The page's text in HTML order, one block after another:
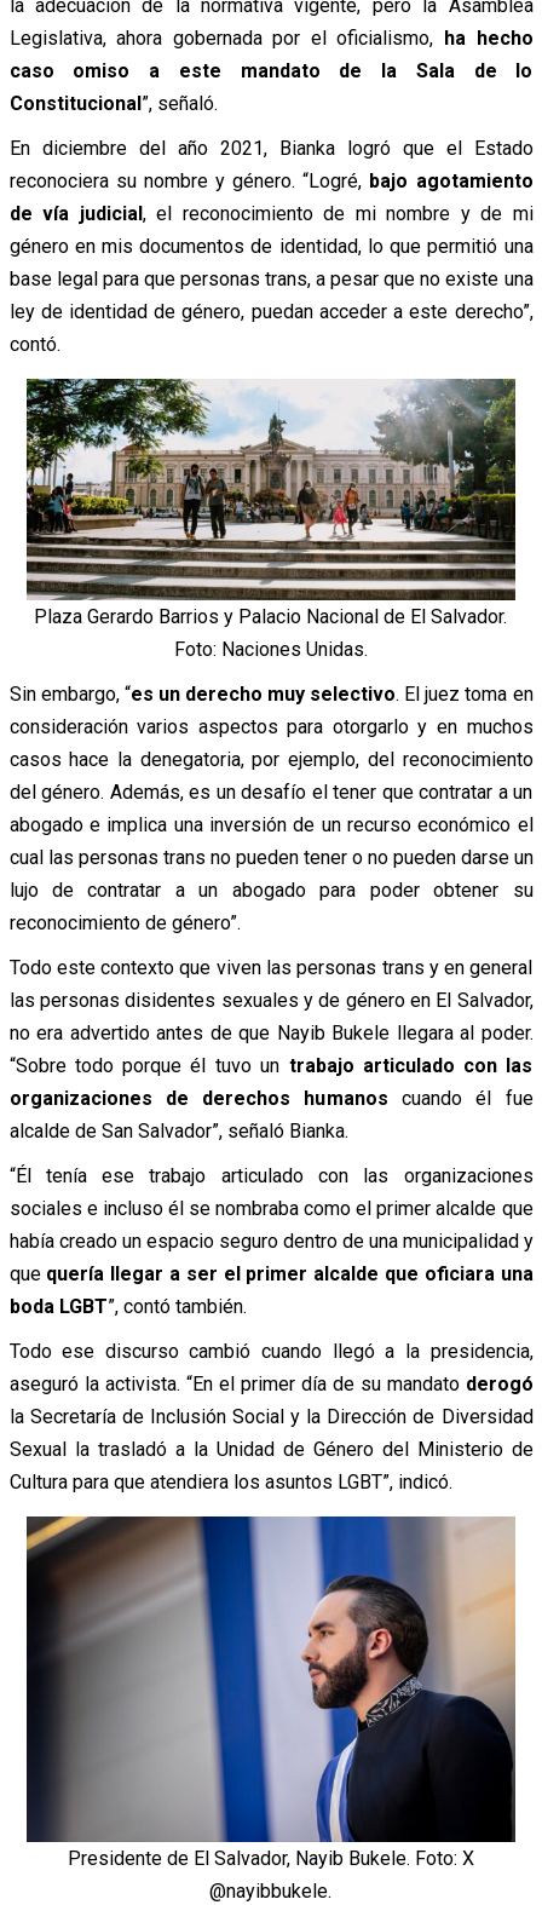
la adecuación de la normativa vigente, pero la Asamblea
Legislativa, ahora gobernada por el oficialismo, ha hecho
caso omiso a este mandato de la Sala de lo
Constitucional”, señaló.
En diciembre del año 2021, Bianka logró que el Estado
reconociera su nombre y género. “Logré, bajo agotamiento
de vía judicial, el reconocimiento de mi nombre y de mi
género en mis documentos de identidad, lo que permitió una
base legal para que personas trans, a pesar que no existe una
ley de identidad de género, puedan acceder a este derecho”,
contó.
Plaza Gerardo Barrios y Palacio Nacional de El Salvador.
Foto: Naciones Unidas.
Sin embargo, “es un derecho muy selectivo. El juez toma en
consideración varios aspectos para otorgarlo y en muchos
casos hace la denegatoria, por ejemplo, del reconocimiento
del género. Además, es un desafío el tener que contratar a un
abogado e implica una inversión de un recurso económico el
cual las personas trans no pueden tener o no pueden darse un
lujo de contratar a un abogado para poder obtener su
reconocimiento de género”.
Todo este contexto que viven las personas trans y en general
las personas disidentes sexuales y de género en El Salvador,
no era advertido antes de que Nayib Bukele llegara al poder.
“Sobre todo porque él tuvo un trabajo articulado con las
organizaciones de derechos humanos cuando él fue
alcalde de San Salvador”, señaló Bianka.
“Él tenía ese trabajo articulado con las organizaciones
sociales e incluso él se nombraba como el primer alcalde que
había creado un espacio seguro dentro de una municipalidad y
que quería llegar a ser el primer alcalde que oficiara una
boda LGBT”, contó también.
Todo ese discurso cambió cuando llegó a la presidencia,
aseguró la activista. “En el primer día de su mandato derogó
la Secretaría de Inclusión Social y la Dirección de Diversidad
Sexual la trasladó a la Unidad de Género del Ministerio de
Cultura para que atendiera los asuntos LGBT”, indicó.
Presidente de El Salvador, Nayib Bukele. Foto: X
@nayibbukele.